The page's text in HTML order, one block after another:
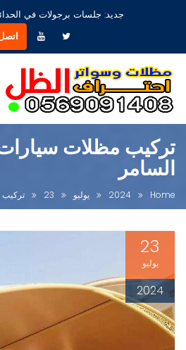
مظلات جلسات حدائق أشكال
تركيب مظلات
السامر
Home
2024 يوليو 23 تركيب
23
يوليو
2024